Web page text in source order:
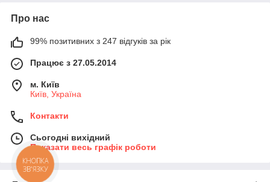
Про нас
99% позитивних з 247 відгуків за рік
Працює з 27.05.2014
м. Київ
Київ, Україна
Контакти
Сьогодні вихідний
Показати весь графік роботи
КНОПКА
ЗВ'ЯЗКУ